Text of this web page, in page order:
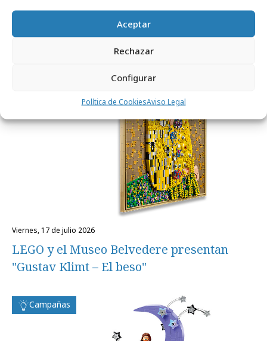
Aceptar
Rechazar
Configurar
Política de CookiesAviso Legal
LEGO celebra el triunfo de España en el
Mundial de Fútbol
viernes, 17 de julio 2026
LEGO y el Museo Belvedere presentan
"Gustav Klimt – El beso"
Campañas